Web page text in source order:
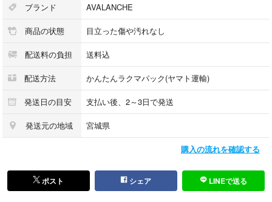
#K10 #ダイヤ #ペンダント
ブランド AVALANCHE
商品の状態 目立った傷や汚れなし
配送料の負担 送料込
配送方法 かんたんラクマパック(ヤマト運輸)
発送日の目安 支払い後、2～3日で発送
発送元の地域 宮城県
購入の流れを確認する
ポスト シェア LINEで送る